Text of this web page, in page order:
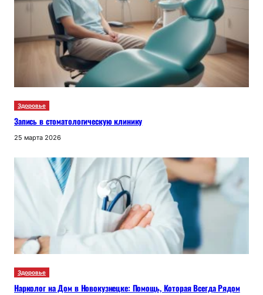
Здоровье
Запись в стоматологическую клинику
25 марта 2026
Здоровье
Нарколог на Дом в Новокузнецке: Помощь, Которая Всегда Рядом